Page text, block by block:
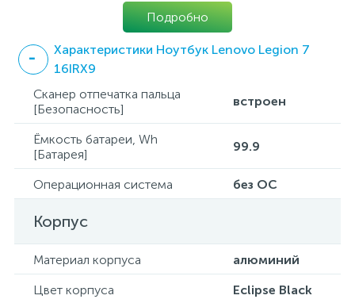
Подробно
Характеристики Ноутбук Lenovo Legion 7
16IRX9
Сканер отпечатка пальца
[Безопасность]
встроен
Ёмкость батареи, Wh
[Батарея]
99.9
Операционная система без ОС
Корпус
Материал корпуса
алюминий
Цвет корпуса
Eclipse Black